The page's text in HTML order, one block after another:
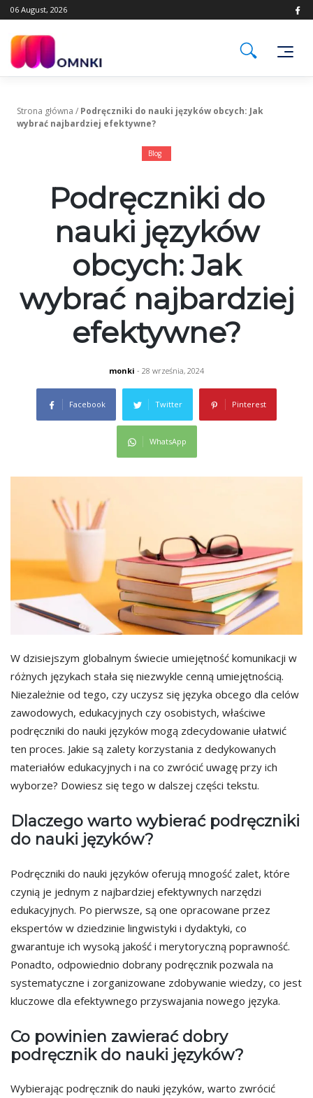
Skip
to
06 August, 2026
Strona główna / Podręczniki do nauki języków obcych: Jak
wybrać najbardziej efektywne?
Blog
Podręczniki do
nauki języków
obcych: Jak
wybrać najbardziej
efektywne?
monki - 28 września, 2024
Facebook Twitter Pinterest
WhatsApp
W dzisiejszym globalnym świecie umiejętność komunikacji w
różnych językach stała się niezwykle cenną umiejętnością.
Niezależnie od tego, czy uczysz się języka obcego dla celów
zawodowych, edukacyjnych czy osobistych, właściwe
podręczniki do nauki języków mogą zdecydowanie ułatwić
ten proces. Jakie są zalety korzystania z dedykowanych
materiałów edukacyjnych i na co zwrócić uwagę przy ich
wyborze? Dowiesz się tego w dalszej części tekstu.
Dlaczego warto wybierać podręczniki
do nauki języków?
Podręczniki do nauki języków oferują mnogość zalet, które
czynią je jednym z najbardziej efektywnych narzędzi
edukacyjnych. Po pierwsze, są one opracowane przez
ekspertów w dziedzinie lingwistyki i dydaktyki, co
gwarantuje ich wysoką jakość i merytoryczną poprawność.
Ponadto, odpowiednio dobrany podręcznik pozwala na
systematyczne i zorganizowane zdobywanie wiedzy, co jest
kluczowe dla efektywnego przyswajania nowego języka.
Co powinien zawierać dobry
podręcznik do nauki języków?
Wybierając podręcznik do nauki języków, warto zwrócić